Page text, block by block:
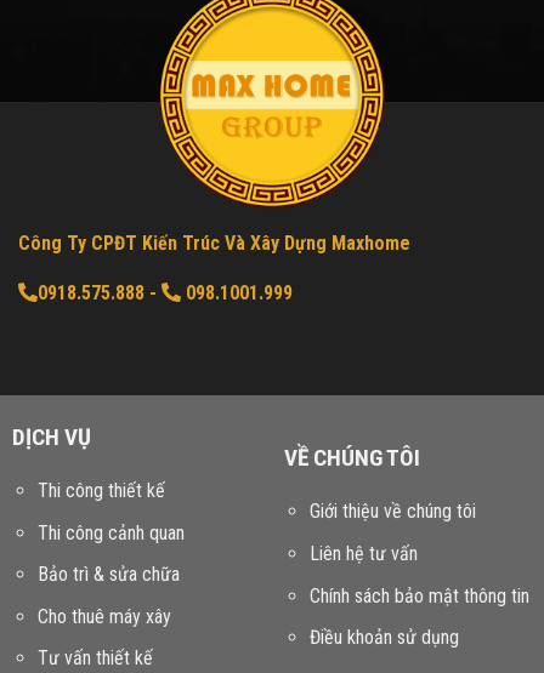
Công Ty CPĐT Kiến Trúc Và Xây Dựng Maxhome
0918.575.888 - 098.1001.999
DỊCH VỤ
Thi công thiết kế
Thi công cảnh quan
Bảo trì & sửa chữa
Cho thuê máy xây
Tư vấn thiết kế
VỀ CHÚNG TÔI
Giới thiệu về chúng tôi
Liên hệ tư vấn
Chính sách bảo mật thông tin
Điều khoản sử dụng